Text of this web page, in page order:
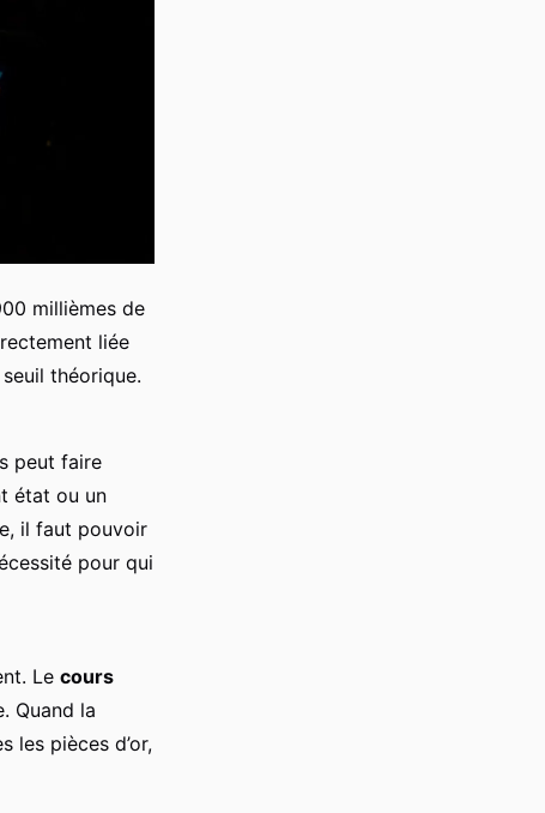
millièmes de
liée
théorique.
peut faire
état ou un
il faut pouvoir
pour qui
Le cours
Quand la
les pièces d’or,